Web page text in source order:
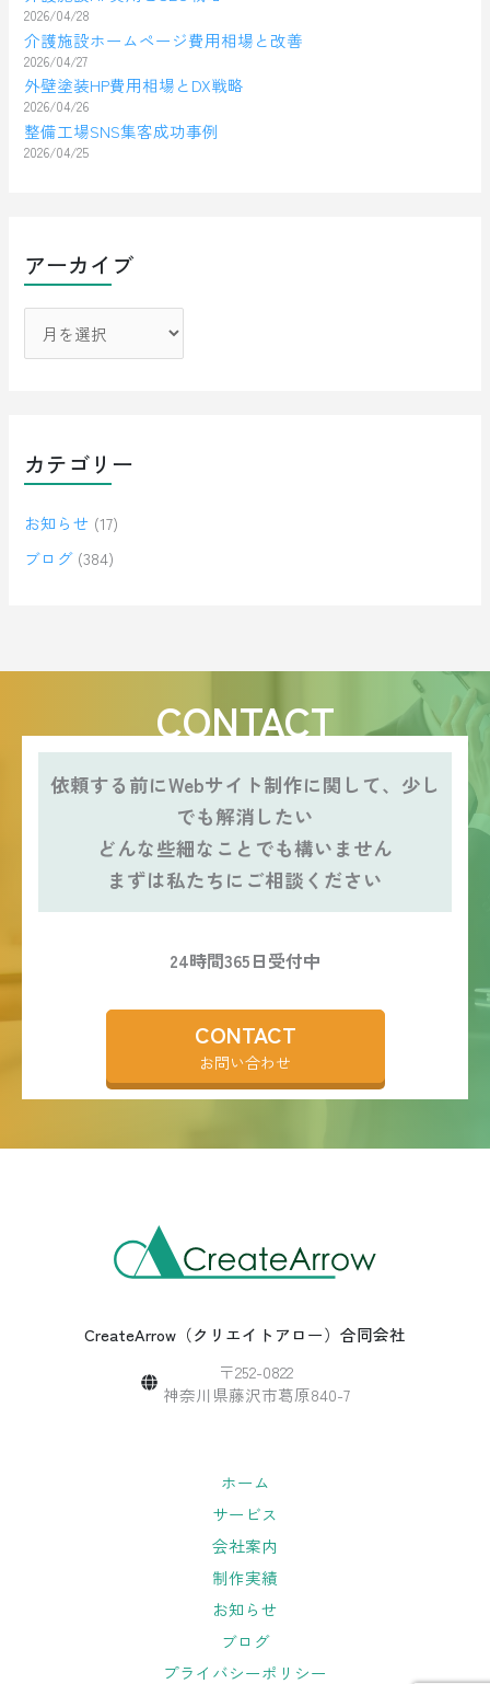
2026/04/28
介護施設ホームページ費用相場と改善
2026/04/27
外壁塗装HP費用相場とDX戦略
2026/04/26
整備工場SNS集客成功事例
2026/04/25
アーカイブ
カテゴリー
お知らせ (17)
ブログ (384)
CONTACT
依頼する前にWebサイト制作に関して、少し
でも解消したい
どんな些細なことでも構いません
まずは私たちにご相談ください
24時間365日受付中
CONTACT
お問い合わせ
CreateArrow（クリエイトアロー）合同会社
〒252-0822
神奈川県藤沢市葛原840-7
ホーム
サービス
会社案内
制作実績
お知らせ
ブログ
プライバシーポリシー